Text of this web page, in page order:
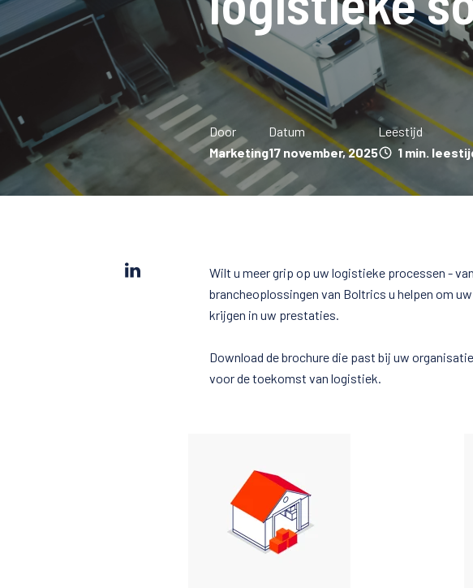
Door
Marketing
Datum
17 november, 2025
Leestijd
1 min.
Wilt u meer grip op uw logistieke processen -
brancheoplossingen van Boltrics u helpen om
krijgen in uw prestaties.
Download de brochure die past bij uw
voor de toekomst van logistiek.